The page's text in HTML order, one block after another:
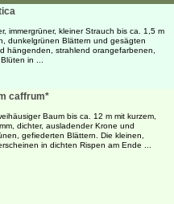
immergrüner, kleiner Strauch bis ca. 1,5 m
dunkelgrünen Blättern und gesägten
hängenden, strahlend orangefarbenen,
in ...
caffrum*
Baum bis ca. 12 m mit kurzem,
dichter, ausladender Krone und
gefiederten Blättern. Die kleinen,
in dichten Rispen am Ende ...